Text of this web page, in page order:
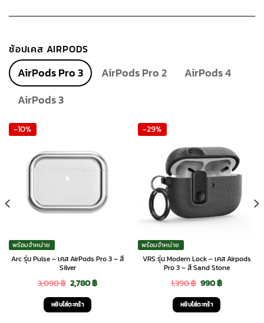
on
the
product
ช้อปเคส AIRPODS
AirPods Pro 3 AirPods Pro 2
AirPods 4
AirPods 3
-10%
พร้อมจำหน่าย
Arc รุ่น Pulse – เคส AirPods Pro 3 – สี
Silver
3,090฿ Original
price
was:
2,780฿Current
หยิบใส่ตะกร้า
-29%
พร้อมจำหน่าย
VRS รุ่น Modern Lock – เคส Airpods
Pro 3 – สี Sand Stone
1,390฿ Original
price
was:
990฿Current
หยิบใส่ตะกร้า